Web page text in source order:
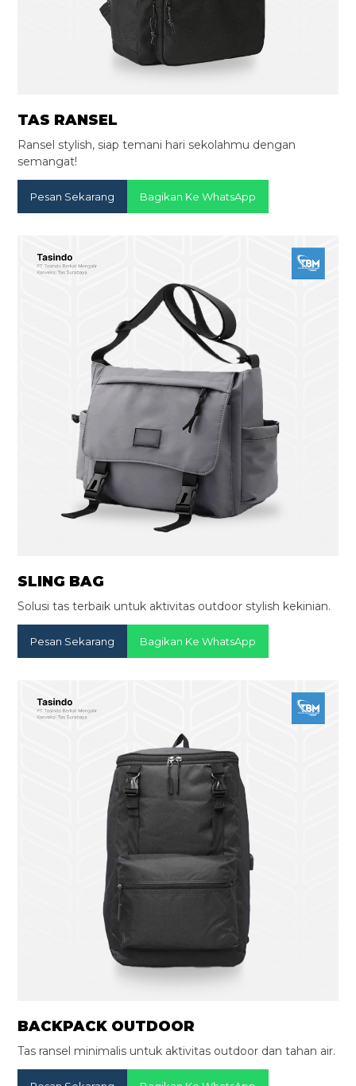
TAS RANSEL
Ransel stylish, siap temani hari sekolahmu dengan
semangat!
Pesan Sekarang Bagikan Ke WhatsApp
SLING BAG
Solusi tas terbaik untuk aktivitas outdoor stylish kekinian.
Pesan Sekarang Bagikan Ke WhatsApp
BACKPACK OUTDOOR
Tas ransel minimalis untuk aktivitas outdoor dan tahan air.